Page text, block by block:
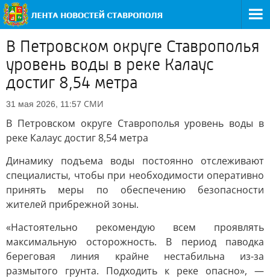
В Петровском округе Ставрополья
уровень воды в реке Калаус
достиг 8,54 метра
31 мая 2026, 11:57 СМИ
В Петровском округе Ставрополья уровень воды в
реке Калаус достиг 8,54 метра
Динамику подъема воды постоянно отслеживают
специалисты, чтобы при необходимости оперативно
принять меры по обеспечению безопасности
жителей прибрежной зоны.
«Настоятельно рекомендую всем проявлять
максимальную осторожность. В период паводка
береговая линия крайне нестабильна из-за
размытого грунта. Подходить к реке опасно», —